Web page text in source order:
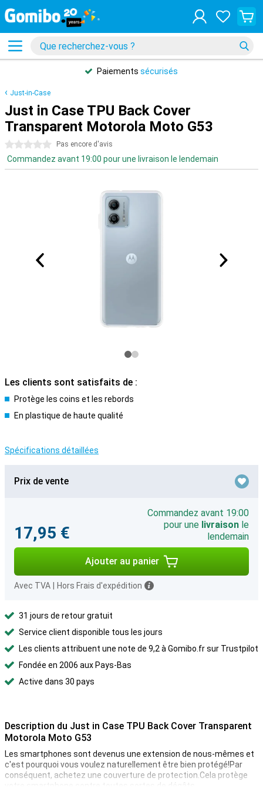
Paiements sécurisés
Just-in-Case
Just in Case TPU Back Cover
Transparent Motorola Moto G53
0 étoiles Pas encore d'avis
Commandez avant 19:00 pour une livraison le lendemain
Les clients sont satisfaits de :
Protège les coins et les rebords
En plastique de haute qualité
Spécifications détaillées
Prix de vente
17,95 €
Commandez avant 19:00
pour une livraison le
lendemain
Ajouter au panier
Avec TVA Hors Frais d'expédition
31 jours de retour gratuit
Service client disponible tous les jours
Les clients attribuent une note de 9,2 à Gomibo.fr sur Trustpilot
Fondée en 2006 aux Pays-Bas
Active dans 30 pays
Description du Just in Case TPU Back Cover Transparent
Motorola Moto G53
Les smartphones sont devenus une extension de nous-mêmes et
c'est pourquoi vous voulez naturellement être bien protégé!Par
conséquent, achetez une couverture de protection.Cela protège
votre smartphone contre toutes sortes de dégâts.